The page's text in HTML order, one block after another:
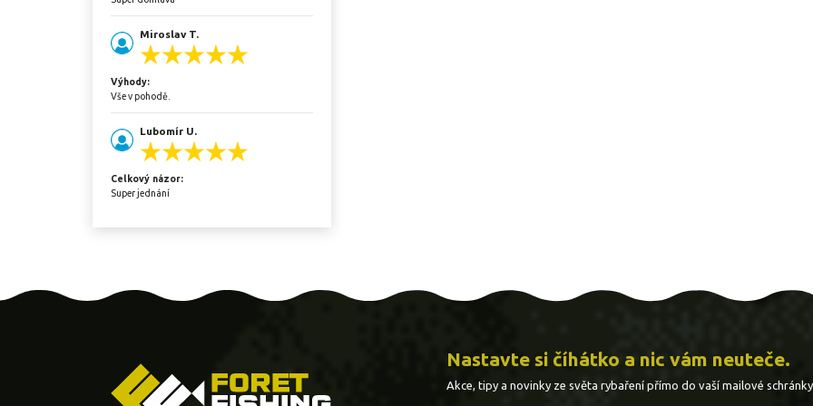
Miroslav T.
Výhody:
Vše v pohodě.
Lubomír U.
Celkový názor:
Super jednání
Nastavte si číhátko a nic vám neuteče.
Akce, tipy a novinky ze světa rybaření přímo do vaší mailové